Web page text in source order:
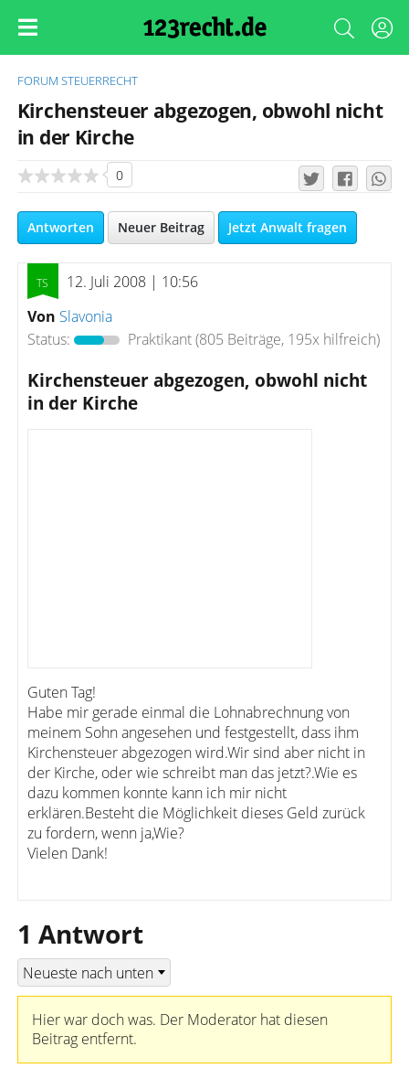
FORUM STEUERRECHT
Kirchensteuer abgezogen, obwohl nicht
in der Kirche
0
Antworten Neuer Beitrag Jetzt Anwalt fragen
12. Juli 2008 | 10:56
Von Slavonia
Status:
Praktikant(805 Beiträge, 195x hilfreich)
Kirchensteuer abgezogen, obwohl nicht
in der Kirche
Guten Tag!
Habe mir gerade einmal die Lohnabrechnung von
meinem Sohn angesehen und festgestellt, dass ihm
Kirchensteuer abgezogen wird.Wir sind aber nicht in
der Kirche, oder wie schreibt man das jetzt?.Wie es
dazu kommen konnte kann ich mir nicht
erklären.Besteht die Möglichkeit dieses Geld zurück
zu fordern, wenn ja,Wie?
Vielen Dank!
1 Antwort
Hier war doch was. Der Moderator hat diesen
Beitrag entfernt.